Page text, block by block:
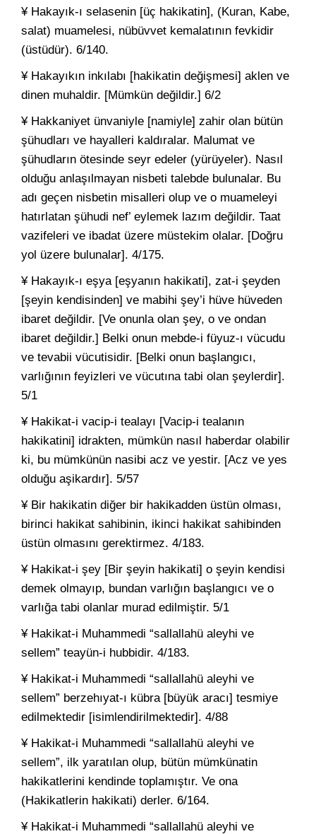
¥ Hakayık-ı selasenin [üç hakikatin], (Kuran, Kabe,
salat) muamelesi, nübüvvet kemalatının fevkidir
(üstüdür). 6/140.
¥ Hakayıkın inkılabı [hakikatin değişmesi] aklen ve
dinen muhaldir. [Mümkün değildir.] 6/2
¥ Hakkaniyet ünvaniyle [namiyle] zahir olan bütün
şühudları ve hayalleri kaldıralar. Malumat ve
şühudların ötesinde seyr edeler (yürüyeler). Nasıl
olduğu anlaşılmayan nisbeti talebde bulunalar. Bu
adı geçen nisbetin misalleri olup ve o muameleyi
hatırlatan şühudi nef’ eylemek lazım değildir. Taat
vazifeleri ve ibadat üzere müstekim olalar. [Doğru
yol üzere bulunalar]. 4/175.
¥ Hakayık-ı eşya [eşyanın hakikati], zat-i şeyden
[şeyin kendisinden] ve mabihi şey’i hüve hüveden
ibaret değildir. [Ve onunla olan şey, o ve ondan
ibaret değildir.] Belki onun mebde-i füyuz-ı vücudu
ve tevabii vücutisidir. [Belki onun başlangıcı,
varlığının feyizleri ve vücutına tabi olan şeylerdir].
5/1
¥ Hakikat-i vacip-i tealayı [Vacip-i tealanın
hakikatini] idrakten, mümkün nasıl haberdar olabilir
ki, bu mümkünün nasibi acz ve yestir. [Acz ve yes
olduğu aşikardır]. 5/57
¥ Bir hakikatin diğer bir hakikadden üstün olması,
birinci hakikat sahibinin, ikinci hakikat sahibinden
üstün olmasını gerektirmez. 4/183.
¥ Hakikat-i şey [Bir şeyin hakikati] o şeyin kendisi
demek olmayıp, bundan varlığın başlangıcı ve o
varlığa tabi olanlar murad edilmiştir. 5/1
¥ Hakikat-i Muhammedi “sallallahü aleyhi ve
sellem” teayün-i hubbidir. 4/183.
¥ Hakikat-i Muhammedi “sallallahü aleyhi ve
sellem” berzehıyat-ı kübra [büyük aracı] tesmiye
edilmektedir [isimlendirilmektedir]. 4/88
¥ Hakikat-i Muhammedi “sallallahü aleyhi ve
sellem”, ilk yaratılan olup, bütün mümkünatin
hakikatlerini kendinde toplamıştır. Ve ona
(Hakikatlerin hakikati) derler. 6/164.
¥ Hakikat-i Muhammedi “sallallahü aleyhi ve